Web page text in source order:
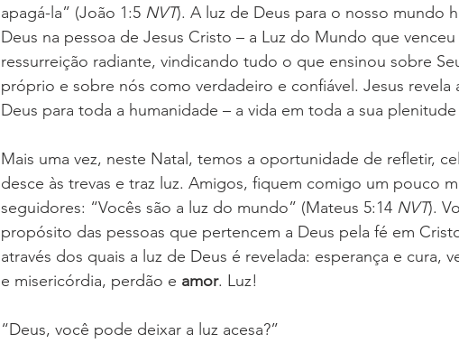
apagá-la” (João 1:5 NVT). A luz de Deus para o nosso mundo
Deus na pessoa de Jesus Cristo – a Luz do Mundo que
ressurreição radiante, vindicando tudo o que ensinou sobre
próprio e sobre nós como verdadeiro e confiável. Jesus
Deus para toda a humanidade – a vida em toda a sua
Mais uma vez, neste Natal, temos a oportunidade de refletir,
desce às trevas e traz luz. Amigos, fiquem comigo um pouco
seguidores: “Vocês são a luz do mundo” (Mateus 5:14 NVT).
propósito das pessoas que pertencem a Deus pela fé em
através dos quais a luz de Deus é revelada: esperança e cura,
e misericórdia, perdão e amor. Luz!
“Deus, você pode deixar a luz acesa?”